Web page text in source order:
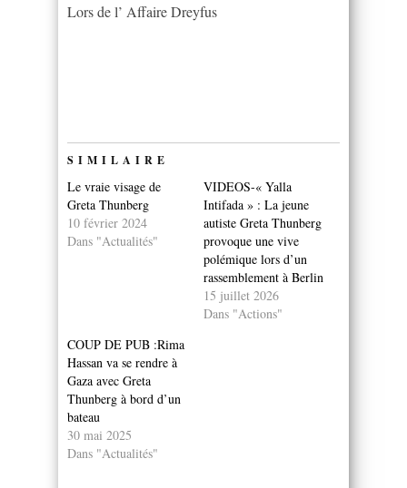
Lors de l’ Affaire Dreyfus
SIMILAIRE
Le vraie visage de
Greta Thunberg
10 février 2024
Dans "Actualités"
VIDEOS-« Yalla
Intifada » : La jeune
autiste Greta Thunberg
provoque une vive
polémique lors d’un
rassemblement à Berlin
15 juillet 2026
Dans "Actions"
COUP DE PUB :Rima
Hassan va se rendre à
Gaza avec Greta
Thunberg à bord d’un
bateau
30 mai 2025
Dans "Actualités"